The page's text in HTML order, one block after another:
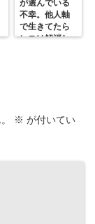
が選んでいる
不幸。他人軸
で生きてたら
レスは解消し
※ が付いてい